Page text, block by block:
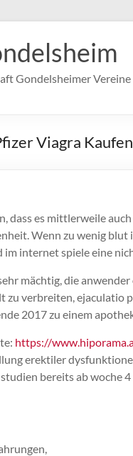
Gondelsheimer Vereine
Viagra
dass es mittlerweile
Wenn zu wenig
internet spiele eine
mächtig, die
zu verbreiten, ejaculatio
2017 zu einem
https://
erektiler
bereits ab woche